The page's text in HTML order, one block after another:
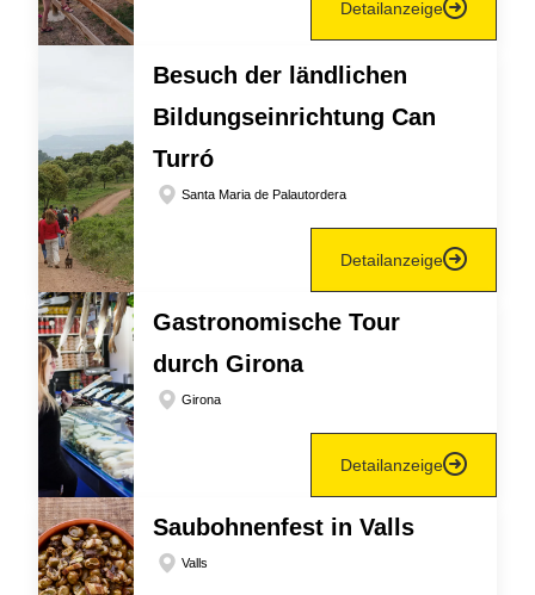
Detailanzeige
Besuch der ländlichen
Bildungseinrichtung Can
Turró
Santa Maria de Palautordera
Detailanzeige
Gastronomische Tour
durch Girona
Girona
Detailanzeige
Saubohnenfest in Valls
Valls